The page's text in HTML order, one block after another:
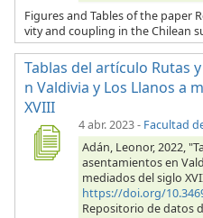
Figures and Tables of the paper
vity and coupling in the Chilean
Tablas del artículo Rutas
n Valdivia y Los Llanos a
XVIII
4 abr. 2023- Facultad
Adán, Leonor, 2022,
asentamientos en
mediados del siglo
https://doi.org/
Repositorio de datos